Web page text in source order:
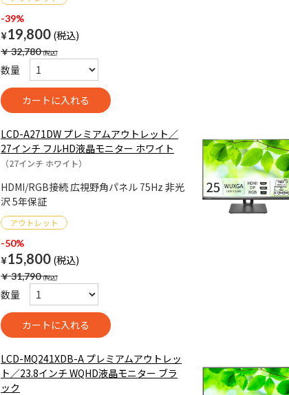
-39%
¥19,800
￥32,780
数量
LCD-A271DW プレミアムアウトレット／
27インチ フルHD液晶モニター ホワイト
（27インチ ホワイト）
HDMI/RGB接続 広視野角パネル 75Hz 非光
沢 5年保証
-50%
¥15,800
￥31,790
数量
LCD-MQ241XDB-A プレミアムアウトレッ
ト／23.8インチ WQHD液晶モニター ブラ
ック